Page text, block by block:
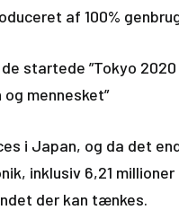
af 100%
startede ”Tokyo
mennesket”
i Japan, og da det
inklusiv 6,21
der kan tænkes.